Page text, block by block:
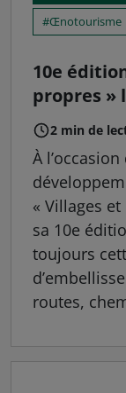
Œnotourisme
10e
propres »
2 min de
À
« Villages
sa 10e
toujours
routes,